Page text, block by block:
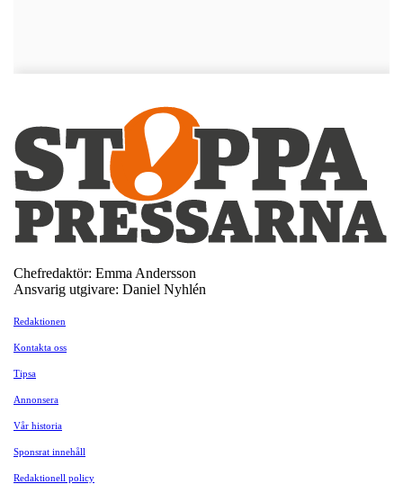
Chefredaktör: Emma Andersson
Ansvarig utgivare: Daniel Nyhlén
Redaktionen
Kontakta oss
Tipsa
Annonsera
Vår historia
Sponsrat innehåll
Redaktionell policy